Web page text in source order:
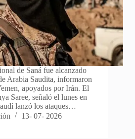
de Saná fue alcanzado
Arabia Saudita, informaron
apoyados por Irán. El
Saree, señaló el lunes en
lanzó los ataques…
13- 07- 2026